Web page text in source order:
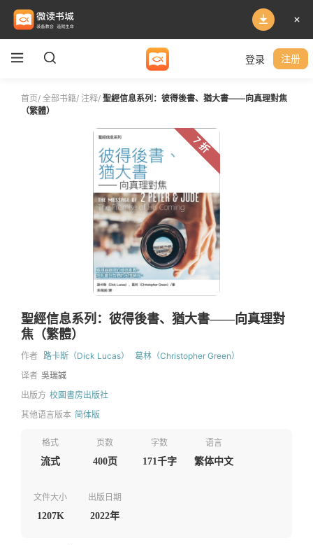
登录 注册
首页/ 全部书籍/ 注释/ 聖經信息系列：彼得後書、猶大書——向真理對焦
（繁體）
7 折
聖經信息系列：彼得後書、猶大書——向真理對
焦（繁體）
作者 路卡斯（Dick Lucas）
葛林（Christopher Green）
译者 吳瑞誠
出版方 校園書房出版社
其他语言版本 简体版
格式
流式
页数
400页
字数
171千字
语言
繁体中文
文件大小
1207K
出版日期
2022年